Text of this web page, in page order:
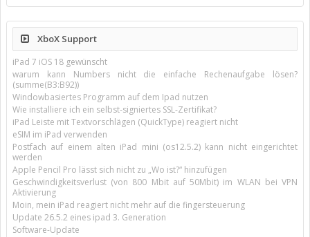
XboX Support
iPad 7 iOS 18 gewünscht
warum kann Numbers nicht die einfache Rechenaufgabe lösen?
(summe(B3:B92))
Windowbasiertes Programm auf dem Ipad nutzen
Wie installiere ich ein selbst-signiertes SSL-Zertifikat?
iPad Leiste mit Textvorschlägen (QuickType) reagiert nicht
eSIM im iPad verwenden
Postfach auf einem alten iPad mini (os12.5.2) kann nicht eingerichtet
werden
Apple Pencil Pro lässt sich nicht zu „Wo ist?“ hinzufügen
Geschwindigkeitsverlust (von 800 Mbit auf 50Mbit) im WLAN bei VPN
Aktivierung
Moin, mein iPad reagiert nicht mehr auf die fingersteuerung
Update 26.5.2 eines ipad 3. Generation
Software-Update